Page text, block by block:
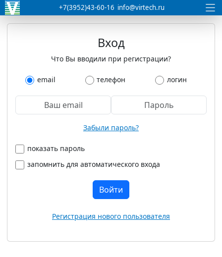
+7(3952)43-60-16 info@virtech.ru
Вход
Что Вы вводили при регистрации?
email телефон логин
Забыли пароль?
показать пароль
запомнить для автоматического входа
Войти
Регистрация нового пользователя